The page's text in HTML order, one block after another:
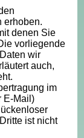
erhoben.
denen Sie
vorliegende
wir
auch,
im
E-Mail)
ist nicht